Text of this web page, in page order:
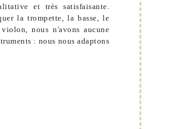
et très satisfaisante.
la trompette, la basse, le
nous n'avons aucune
: nous nous adaptons